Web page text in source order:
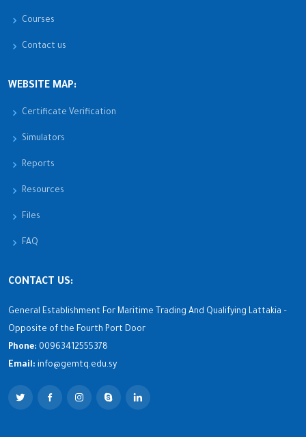
Courses
Contact us
WEBSITE MAP:
Certificate Verification
Simulators
Reports
Resources
Files
FAQ
CONTACT US:
General Establishment For Maritime Trading And Qualifying Lattakia –
Opposite of the Fourth Port Door
Phone: 00963412555378
Email: info@gemtq.edu.sy